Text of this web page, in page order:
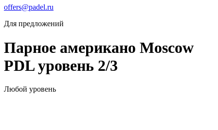
offers@padel.ru
Для предложений
Парное американо Moscow
PDL уровень 2/3
Любой уровень